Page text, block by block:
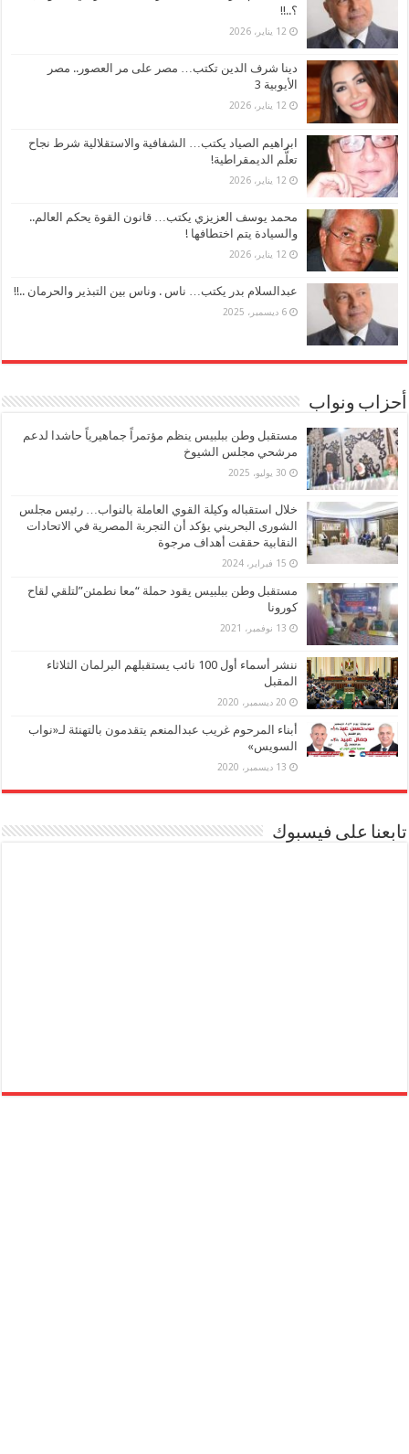
؟..!!
12 يناير، 2026
دينا شرف الدين تكتب… مصر على مر العصور.. مصر
الأيوبية 3
12 يناير، 2026
ابراهيم الصياد يكتب… الشفافية والاستقلالية شرط نجاح
تعلُّم الديمقراطية!
12 يناير، 2026
محمد يوسف العزيزي يكتب… قانون القوة يحكم العالم..
والسيادة يتم اختطافها !
12 يناير، 2026
عبدالسلام بدر يكتب… ناس . وناس بين التبذير والحرمان ..!!
6 ديسمبر، 2025
أحزاب ونواب
مستقبل وطن ببلبيس ينظم مؤتمراً جماهيرياً حاشدا لدعم
مرشحي مجلس الشيوخ
30 يوليو، 2025
خلال استقباله وكيلة القوي العاملة بالنواب… رئيس مجلس
الشورى البحريني يؤكد أن التجربة المصرية في الاتحادات
النقابية حققت أهداف مرجوة
15 فبراير، 2024
مستقبل وطن ببلبيس يقود حملة “معا نطمئن”لتلقي لقاح
كورونا
13 نوفمبر، 2021
ننشر أسماء أول 100 نائب يستقبلهم البرلمان الثلاثاء
المقبل
20 ديسمبر، 2020
أبناء المرحوم غريب عبدالمنعم يتقدمون بالتهنئة لـ«نواب
السويس»
13 ديسمبر، 2020
تابعنا على فيسبوك